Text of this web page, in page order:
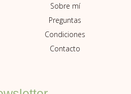
Sobre mí
Preguntas
Condiciones
Contacto